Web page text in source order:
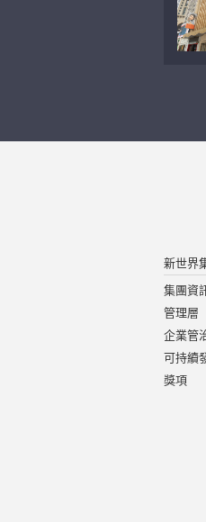
新世界
集團資
管理層
企業管
可持續
獎項